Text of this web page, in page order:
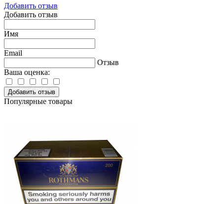
Добавить отзыв
Добавить отзыв
Имя
Email
Отзыв
Ваша оценка:
Добавить отзыв
Популярные товары